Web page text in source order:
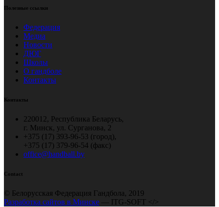
Полезные ссылки
Федерация
Медиа
Новости
ДЮГ
Школы
О гандболе
Контакты
Контакты
220012, Республика Беларусь,
г. Минск, ул. Сурганова, 2
+375 (17) 393-96-53 (город),
+375 (17) 379-96-54 (факс)
office@handball.by
Contact
© Белорусская Федерация Гандбола, 2019
Разработка сайтов в Минске — ITG-SOFT </>